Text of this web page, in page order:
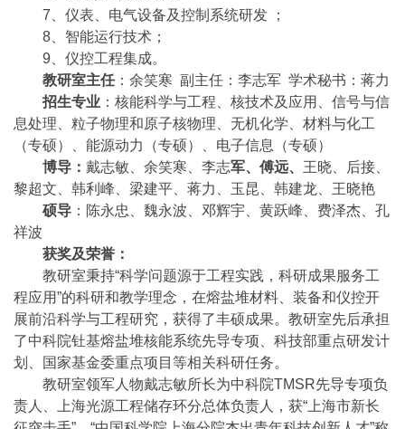
7、仪表、电气设备及控制系统研发
；
8、智能运行技术；
9、仪控工程集成。
教研室主任：余笑寒 副主任：李志军 学术秘书：蒋力
招生专业 ： 核能科学与工程、核技术及应用、信号与信
息处理、粒子物理和原子核物理、无机化学、材料与化工
（专硕）、能源动力（专硕）、电子信息（专硕）
博导： 戴志敏、余笑寒、李志军、傅远、 王晓 、后接、
黎超文、韩利峰、梁建平、蒋力、玉昆、韩建龙 、王晓艳
硕导 ：陈永忠、魏永波、邓辉宇、黄跃峰 、费泽杰、孔
祥波
获奖及荣誉：
教研室秉持“科学问题源于工程实践，科研成果服务工
程应用”的科研和教学理念，在熔盐堆材料、装备和仪控开
展前沿科学与工程研究，获得了丰硕成果。教研室先后承担
了中科院钍基熔盐堆核能系统先导专项、科技部重点研发计
划、国家基金委重点项目等相关科研任务。
教研室领军人物戴志敏所长为中科院TMSR先导专项负
责人、上海光源工程储存环分总体负责人，获“上海市新长